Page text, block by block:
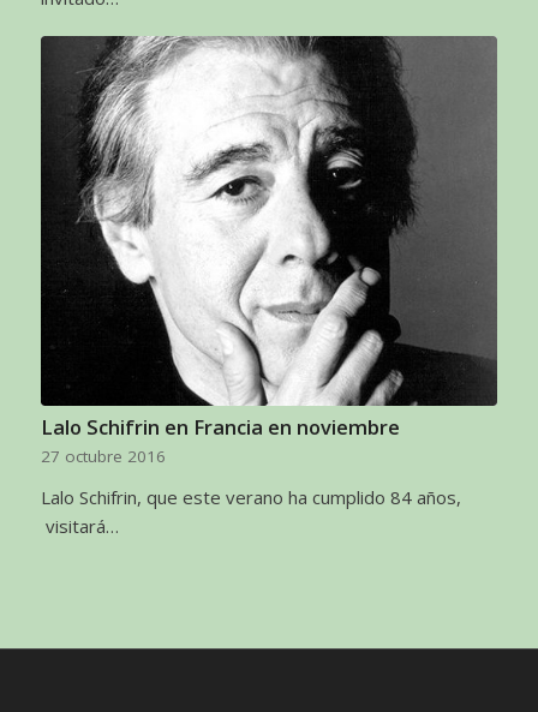
Lalo Schifrin en Francia en noviembre
27 octubre 2016
Lalo Schifrin, que este verano ha cumplido 84 años,
visitará…